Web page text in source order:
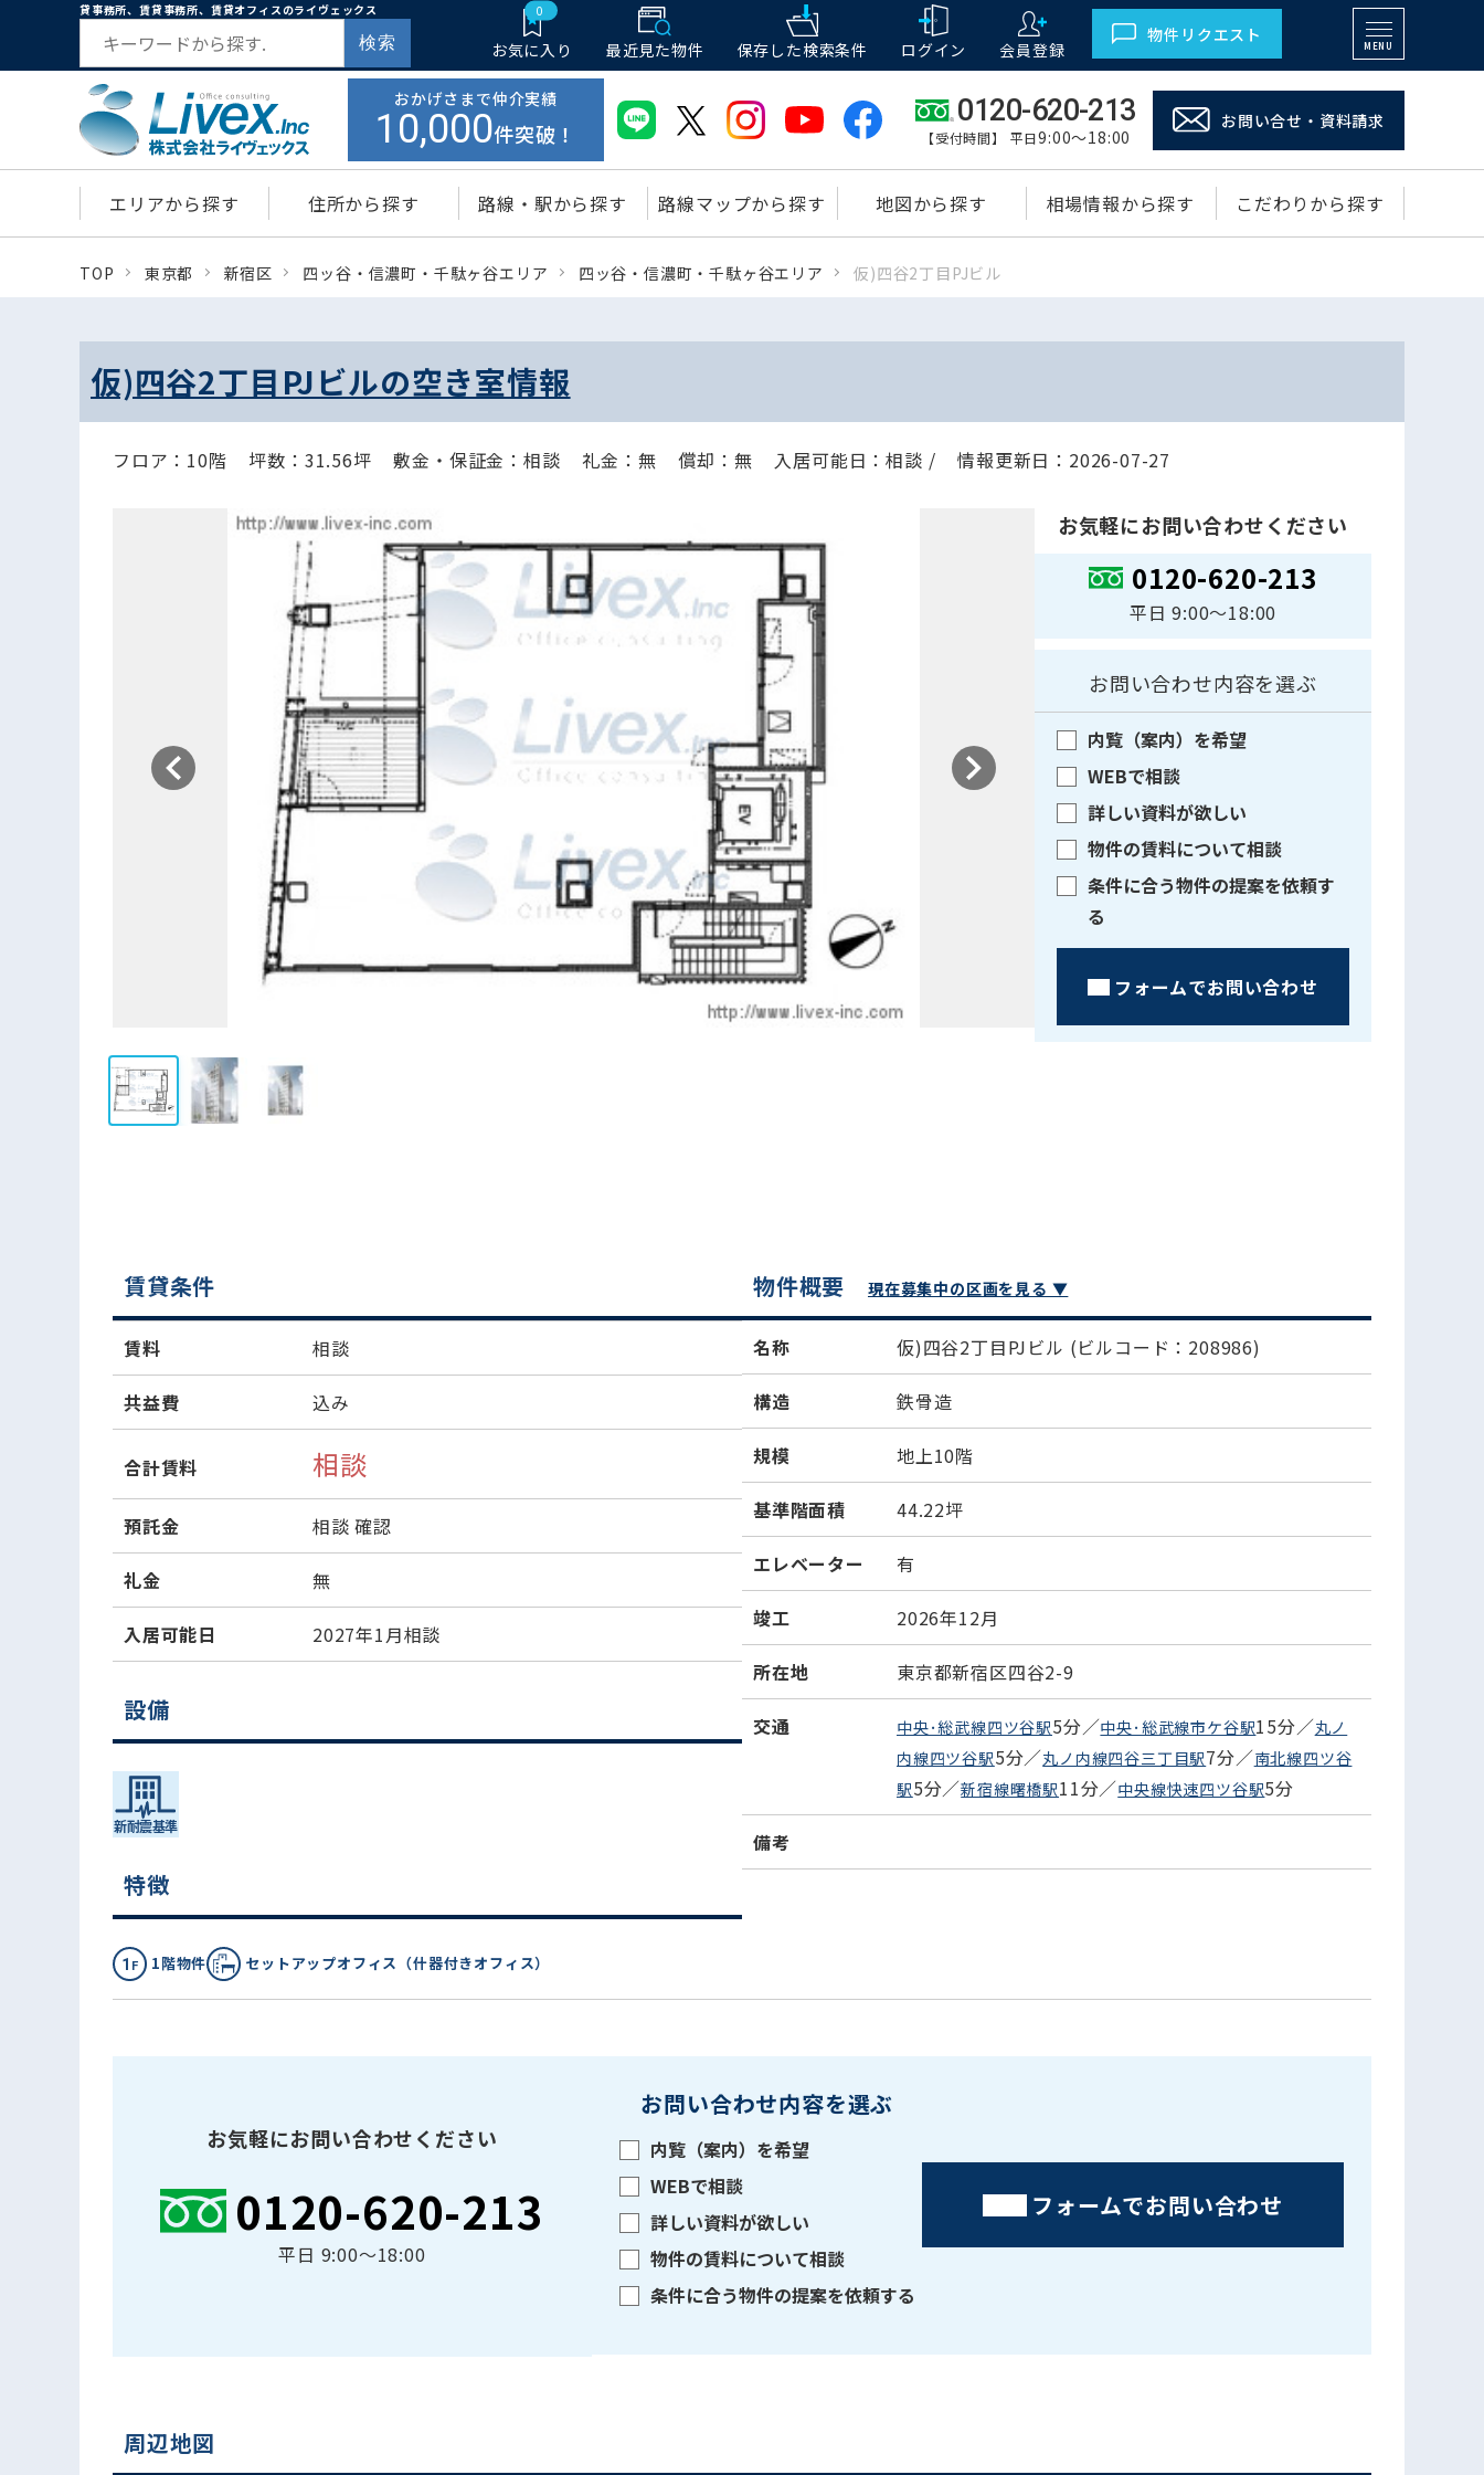
貸事務所、賃貸事務所、賃貸オフィスのライヴェックス
検索
0
お気に入り 最近見た物件 保存した検索条件 ログイン 会員登録
物件リクエスト
MENU
おかげさまで仲介実績
10,000件突破！
0120-620-213
【受付時間】 平日9:00～18:00
お問い合せ・資料請求
エリアから探す 住所から探す 路線・駅から探す 路線マップから探す 地図から探す 相場情報から探す こだわりから探す
TOP 東京都 新宿区 四ッ谷・信濃町・千駄ヶ谷エリア 四ッ谷・信濃町・千駄ヶ谷エリア 仮)四谷2丁目PJビル
仮)四谷2丁目PJビルの空き室情報
フロア：10階 坪数：31.56坪 敷金・保証金：相談 礼金：無 償却：無 入居可能日：相談 / 情報更新日：2026-07-27
お気軽にお問い合わせください
0120-620-213
平日 9:00〜18:00
お問い合わせ内容を選ぶ
内覧（案内）を希望
WEBで相談
詳しい資料が欲しい
物件の賃料について相談
条件に合う物件の提案を依頼す
る
フォームでお問い合わせ
賃貸条件
賃料 相談
共益費 込み
合計賃料 相談
預託金 相談 確認
礼金 無
入居可能日 2027年1月相談
設備
特徴
1階物件 セットアップオフィス（什器付きオフィス）
物件概要 現在募集中の区画を見る ▼
名称 仮)四谷2丁目PJビル (ビルコード：208986)
構造 鉄骨造
規模 地上10階
基準階面積 44.22坪
エレベーター 有
竣工 2026年12月
所在地 東京都新宿区四谷2-9
交通 中央･総武線四ツ谷駅5分／中央･総武線市ケ谷駅15分／丸ノ
内線四ツ谷駅5分／丸ノ内線四谷三丁目駅7分／南北線四ツ谷
駅5分／新宿線曙橋駅11分／中央線快速四ツ谷駅5分
備考
お気軽にお問い合わせください
0120-620-213
平日 9:00〜18:00
お問い合わせ内容を選ぶ
内覧（案内）を希望
WEBで相談
詳しい資料が欲しい
物件の賃料について相談
条件に合う物件の提案を依頼する
フォームでお問い合わせ
周辺地図